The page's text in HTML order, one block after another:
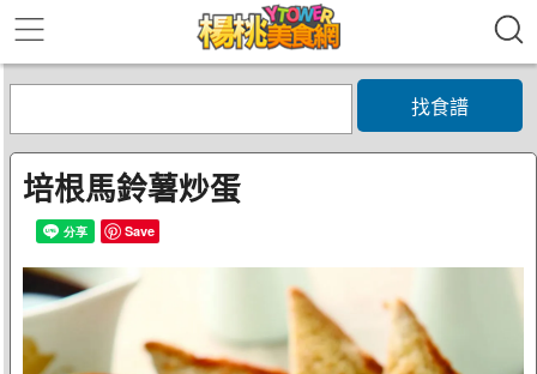
找食譜
培根馬鈴薯炒蛋
Save